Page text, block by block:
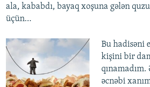
ala, kababdı, bayaq xoşuna gələn
üçün…
Bu hadisəni
kişini bir
qınamadım.
əcnəbi